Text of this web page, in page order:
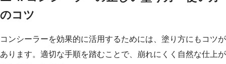
のコツ
コンシーラーを効果的に活用するためには、塗り方にもコツが
あります。適切な手順を踏むことで、崩れにくく自然な仕上が